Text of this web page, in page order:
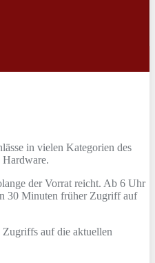
in vielen Kategorien des
Hardware.
der Vorrat reicht. Ab 6 Uhr
30 Minuten früher Zugriff auf
Zugriffs auf die aktuellen